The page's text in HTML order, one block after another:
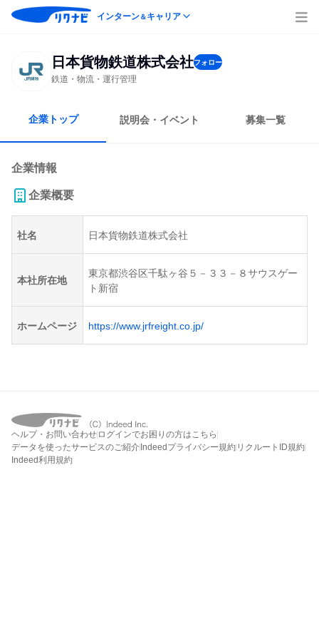
インターン＆キャリア
日本貨物鉄道株式会社フォロー
鉄道・物流・運行管理
企業トップ 説明会・イベント 募集一覧
企業情報
企業概要
社名 日本貨物鉄道株式会社
本社所在地
東京都渋谷区千駄ヶ谷５－３３－８サウスゲー
ト新宿
ホームページ https://www.jrfreight.co.jp/
ヘルプ・お問い合わせ ログインでお困りの方はこちら
データを使ったサービスのご紹介 Indeedプライバシー規約 リクルートID規約
Indeed利用規約